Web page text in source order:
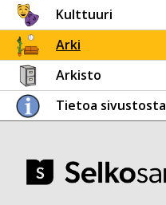
Kulttuuri
Arki
Arkisto
Tietoa sivustosta